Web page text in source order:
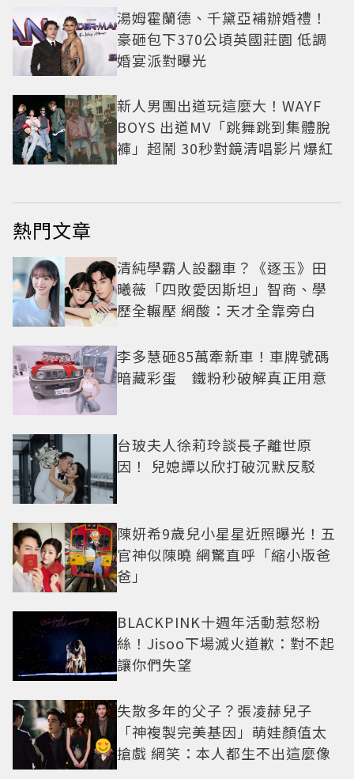
湯姆霍蘭德、千黛亞補辦婚禮！
豪砸包下370公頃英國莊園 低調
婚宴派對曝光
新人男團出道玩這麼大！WAYF
BOYS 出道MV「跳舞跳到集體脫
褲」超鬧 30秒對鏡清唱影片爆紅
熱門文章
清純學霸人設翻車？《逐玉》田
曦薇「四敗愛因斯坦」智商、學
歷全輾壓 網酸：天才全靠旁白
李多慧砸85萬牽新車！車牌號碼
暗藏彩蛋 鐵粉秒破解真正用意
台玻夫人徐莉玲談長子離世原
因！ 兒媳譚以欣打破沉默反駁
陳妍希9歲兒小星星近照曝光！五
官神似陳曉 網驚直呼「縮小版爸
爸」
BLACKPINK十週年活動惹怒粉
絲！Jisoo下場滅火道歉：對不起
讓你們失望
失散多年的父子？張凌赫兒子
「神複製完美基因」萌娃顏值太
搶戲 網笑：本人都生不出這麼像